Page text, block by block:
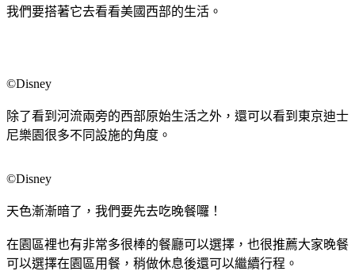
我們要搭著它去看看美國西部的生活。
©Disney
除了看到河流兩旁的西部原始生活之外，還可以看到東京迪士
尼樂園很多不同設施的角度。
©Disney
天色漸漸暗了，我們要先去吃晚餐囉！
在園區裡也有非常多很棒的餐廳可以選擇，也很推薦大家晚餐
可以選擇在園區用餐，稍做休息後還可以繼續行程。